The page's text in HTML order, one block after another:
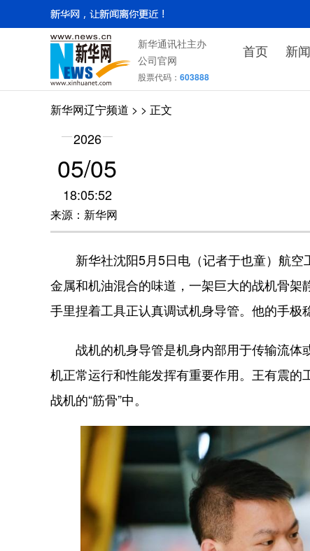
新华通讯社主办
公司官网
股票代码： 603888
首页 新闻
新华网辽宁频道 > > 正文
2026
05/05
18:05:52
来源：新华网
新华社沈阳5月5日电（记者于也童）航空
金属和机油混合的味道，一架巨大的战机骨架
手里捏着工具正认真调试机身导管。他的手极
战机的机身导管是机身内部用于传输流体或
机正常运行和性能发挥有重要作用。王有震
战机的“筋骨”中。